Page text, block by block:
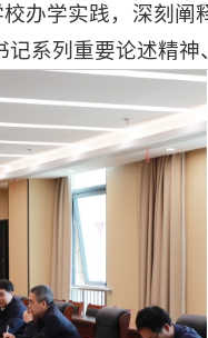
办学实践，深刻
系列重要论述精神